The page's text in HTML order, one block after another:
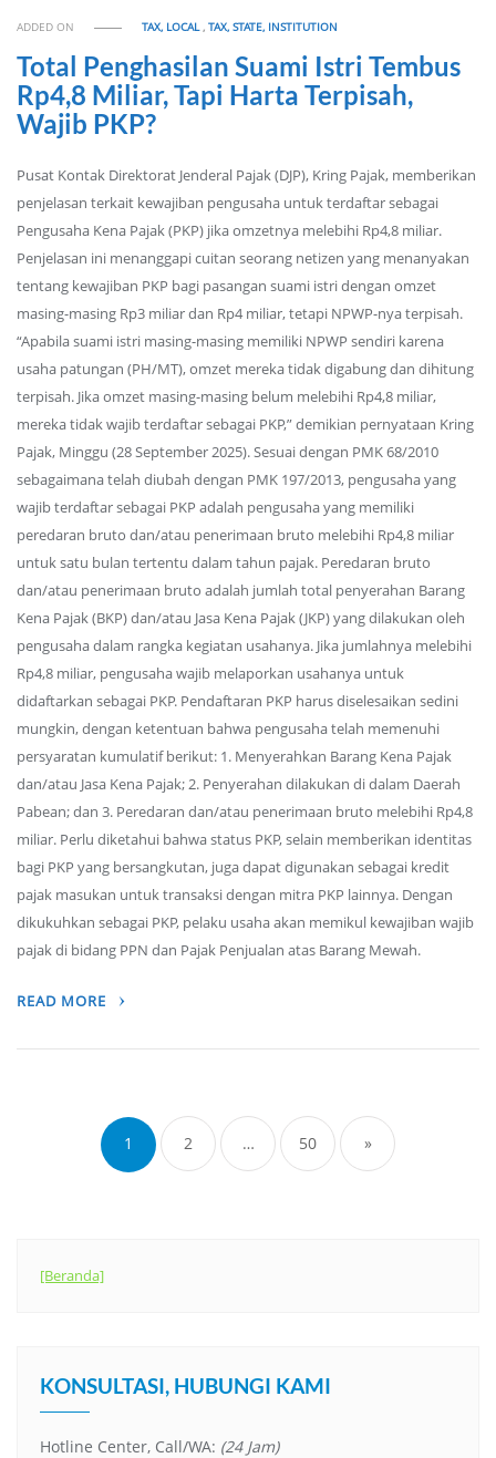
ADDED ON TAX, LOCAL,TAX, STATE, INSTITUTION
Total Penghasilan Suami Istri Tembus
Rp4,8 Miliar, Tapi Harta Terpisah,
Wajib PKP?
Pusat Kontak Direktorat Jenderal Pajak (DJP), Kring Pajak, memberikan
penjelasan terkait kewajiban pengusaha untuk terdaftar sebagai
Pengusaha Kena Pajak (PKP) jika omzetnya melebihi Rp4,8 miliar.
Penjelasan ini menanggapi cuitan seorang netizen yang menanyakan
tentang kewajiban PKP bagi pasangan suami istri dengan omzet
masing-masing Rp3 miliar dan Rp4 miliar, tetapi NPWP-nya terpisah.
“Apabila suami istri masing-masing memiliki NPWP sendiri karena
usaha patungan (PH/MT), omzet mereka tidak digabung dan dihitung
terpisah. Jika omzet masing-masing belum melebihi Rp4,8 miliar,
mereka tidak wajib terdaftar sebagai PKP,” demikian pernyataan Kring
Pajak, Minggu (28 September 2025). Sesuai dengan PMK 68/2010
sebagaimana telah diubah dengan PMK 197/2013, pengusaha yang
wajib terdaftar sebagai PKP adalah pengusaha yang memiliki
peredaran bruto dan/atau penerimaan bruto melebihi Rp4,8 miliar
untuk satu bulan tertentu dalam tahun pajak. Peredaran bruto
dan/atau penerimaan bruto adalah jumlah total penyerahan Barang
Kena Pajak (BKP) dan/atau Jasa Kena Pajak (JKP) yang dilakukan oleh
pengusaha dalam rangka kegiatan usahanya. Jika jumlahnya melebihi
Rp4,8 miliar, pengusaha wajib melaporkan usahanya untuk
didaftarkan sebagai PKP. Pendaftaran PKP harus diselesaikan sedini
mungkin, dengan ketentuan bahwa pengusaha telah memenuhi
persyaratan kumulatif berikut: 1. Menyerahkan Barang Kena Pajak
dan/atau Jasa Kena Pajak; 2. Penyerahan dilakukan di dalam Daerah
Pabean; dan 3. Peredaran dan/atau penerimaan bruto melebihi Rp4,8
miliar. Perlu diketahui bahwa status PKP, selain memberikan identitas
bagi PKP yang bersangkutan, juga dapat digunakan sebagai kredit
pajak masukan untuk transaksi dengan mitra PKP lainnya. Dengan
dikukuhkan sebagai PKP, pelaku usaha akan memikul kewajiban wajib
pajak di bidang PPN dan Pajak Penjualan atas Barang Mewah.
READ MORE
navigation
1 2 … 50 »
[Beranda]
KONSULTASI, HUBUNGI KAMI
Hotline Center, Call/WA: (24 Jam)